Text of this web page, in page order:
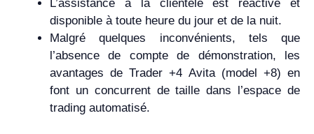
L’assistance à la clientèle est réactive et
disponible à toute heure du jour et de la nuit.
Malgré quelques inconvénients, tels que
l’absence de compte de démonstration, les
avantages de Trader +4 Avita (model +8) en
font un concurrent de taille dans l’espace de
trading automatisé.